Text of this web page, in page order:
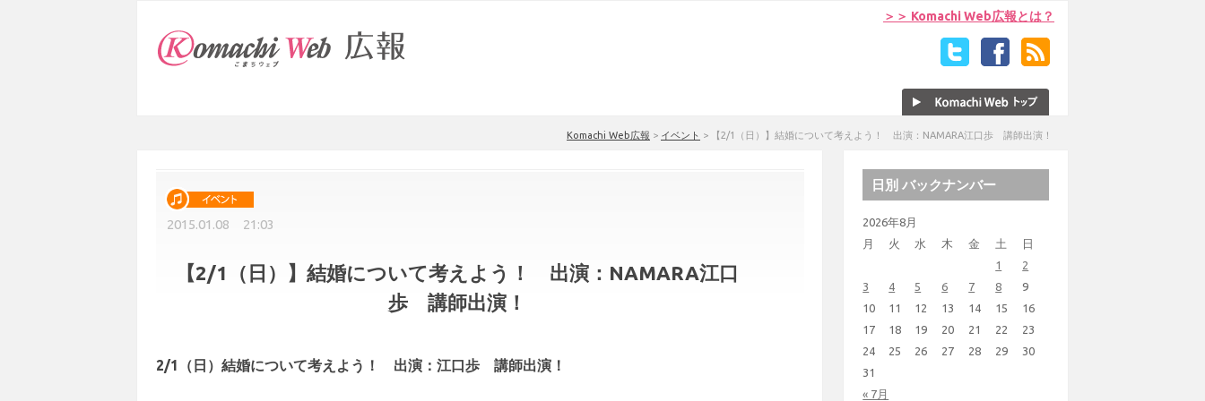
＞＞ Komachi Web広報とは？
Komachi Web広報 > イベント > 【2/1（日）】結婚について考えよう！ 出演：NAMARA江口歩 講師出演！
2015.01.08 21:03
【2/1（日）】結婚について考えよう！ 出演：NAMARA江口
歩 講師出演！
2/1（日）結婚について考えよう！ 出演：江口歩 講師出演！
日別 バックナンバー
2026年8月
月
火 水 木 金 土 日
« 7月
1
2
3
4 5 6 7 8
9
10
11 12 13 14 15
16
17
18 19 20 21 22
23
24
25 26 27 28 29
30
31